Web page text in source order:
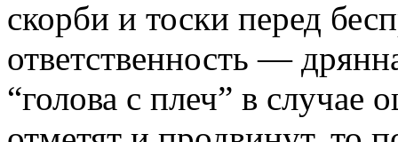
скорби и тоски перед
ответственность —
“голова с плеч” в